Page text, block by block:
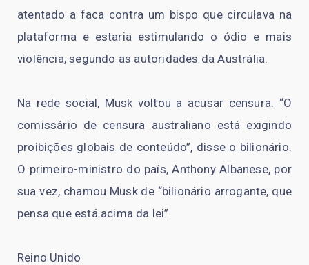
atentado a faca contra um bispo que circulava na
plataforma e estaria estimulando o ódio e mais
violência, segundo as autoridades da Austrália.
Na rede social, Musk voltou a acusar censura. “O
comissário de censura australiano está exigindo
proibições globais de conteúdo”, disse o bilionário.
O primeiro-ministro do país, Anthony Albanese, por
sua vez, chamou Musk de “bilionário arrogante, que
pensa que está acima da lei”.
Reino Unido